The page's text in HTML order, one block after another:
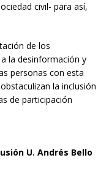
civil- para así,
de los
la desinformación y
personas con esta
la inclusión
de participación
U. Andrés Bello